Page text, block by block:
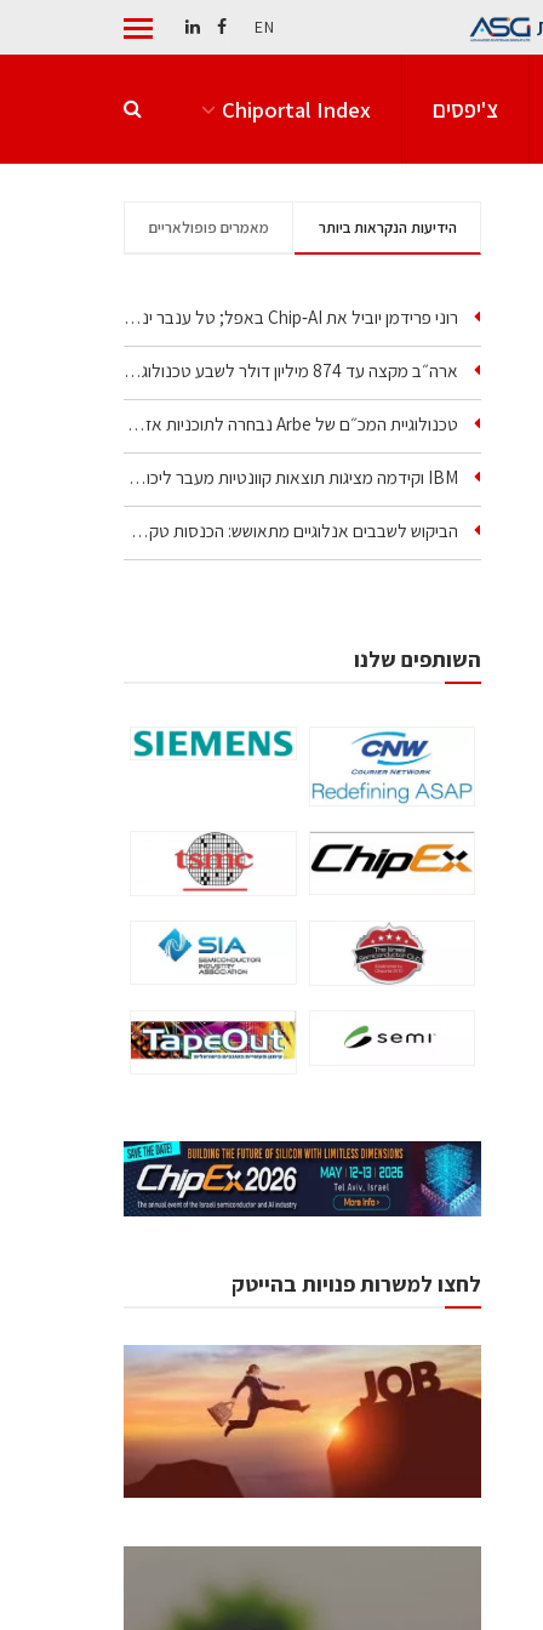
EN
צ'יפסים Chiportal Index
הידיעות הנקראות ביותר מאמרים פופולאריים
רוני פרידמן יוביל את Chip‑AI באפל; טל ענבר ינהל את…
ארה״ב מקצה עד 874 מיליון דולר לשבע טכנולוגיות שבבים…
טכנולוגיית המכ״ם של Arbe נבחרה לתוכניות אזרחיות וביטחוניות
IBM וקידמה מציגות תוצאות קוונטיות מעבר ליכולת…
הביקוש לשבבים אנלוגיים מתאושש: הכנסות טקסס…
השותפים שלנו
לחצו למשרות פנויות בהייטק